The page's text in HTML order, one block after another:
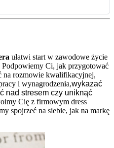
ułatwi start w zawodowe życie
Podpowiemy Ci, jak przygotować
na rozmowie kwalifikacyjnej,
i wynagrodzenia,wykazać
nad stresem czy uniknąć
Cię z firmowym dress
spojrzeć na siebie, jak na markę